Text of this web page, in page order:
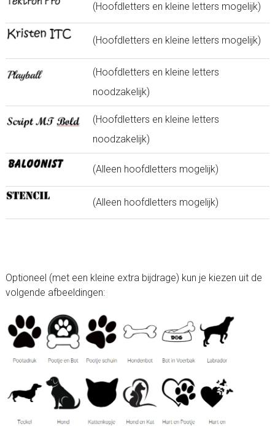
(Hoofdletters en kleine letters mogelijk)
(Hoofdletters en kleine letters mogelijk)
(Hoofdletters en kleine letters
noodzakelijk)
(Hoofdletters en kleine letters
noodzakelijk)
(Alleen hoofdletters mogelijk)
(Alleen hoofdletters mogelijk)
Optioneel (met een kleine extra bijdrage) kun je kiezen uit de
volgende afbeeldingen: